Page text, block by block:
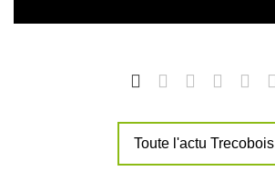
Toute l'actu Trecobois